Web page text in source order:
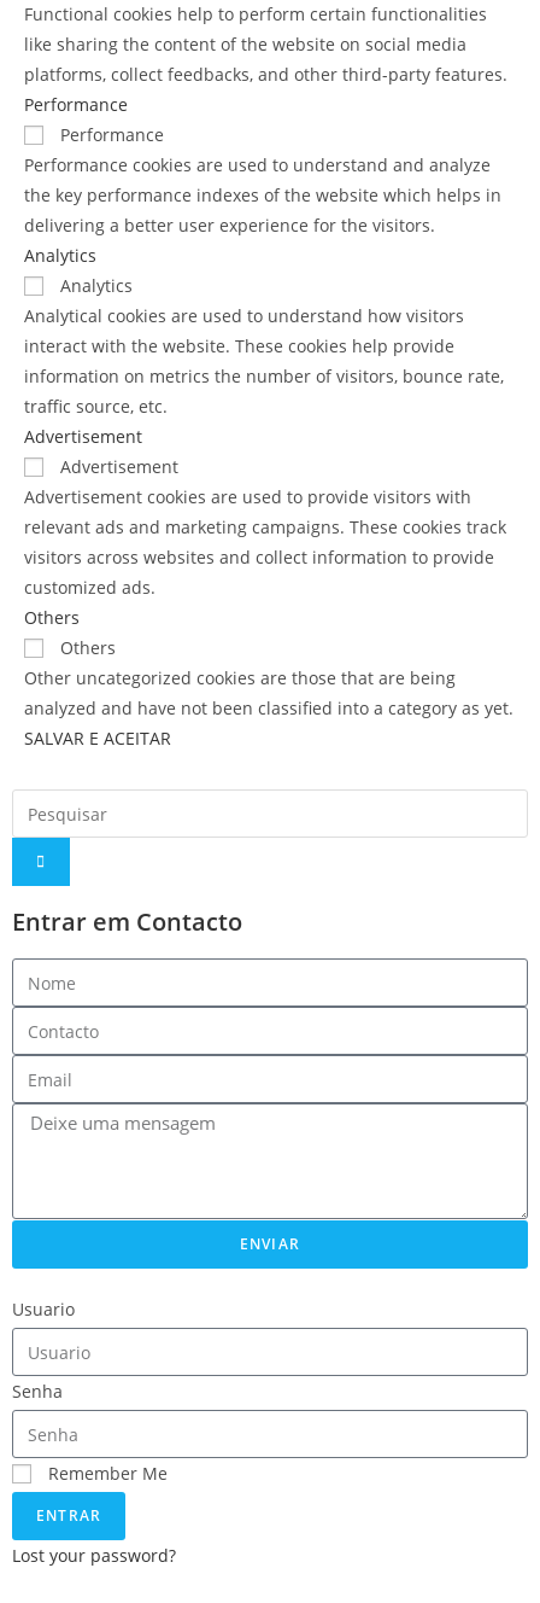
Functional cookies help to perform certain functionalities
like sharing the content of the website on social media
platforms, collect feedbacks, and other third-party features.
Performance
Performance
Performance cookies are used to understand and analyze
the key performance indexes of the website which helps in
delivering a better user experience for the visitors.
Analytics
Analytics
Analytical cookies are used to understand how visitors
interact with the website. These cookies help provide
information on metrics the number of visitors, bounce rate,
traffic source, etc.
Advertisement
Advertisement
Advertisement cookies are used to provide visitors with
relevant ads and marketing campaigns. These cookies track
visitors across websites and collect information to provide
customized ads.
Others
Others
Other uncategorized cookies are those that are being
analyzed and have not been classified into a category as yet.
SALVAR E ACEITAR
Entrar em Contacto
ENVIAR
Usuario
Senha
Remember Me
ENTRAR
Lost your password?